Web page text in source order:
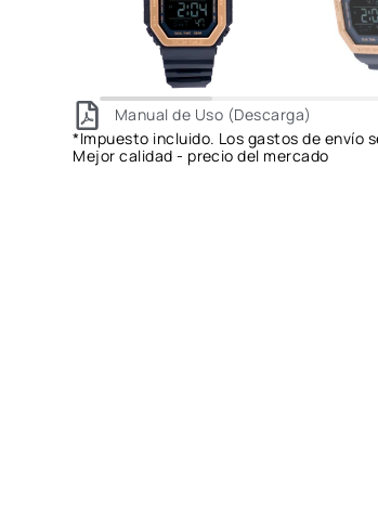
Manual de Uso (Descarga)
*Impuesto incluido. Los gastos de envío
Mejor calidad - precio del mercado